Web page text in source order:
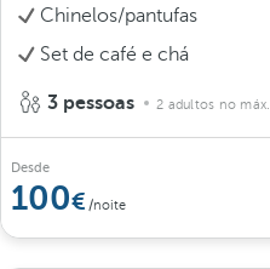
Chinelos/pantufas
Set de café e chá
3 pessoas 2 adultos no máx.
Desde
100 /noite